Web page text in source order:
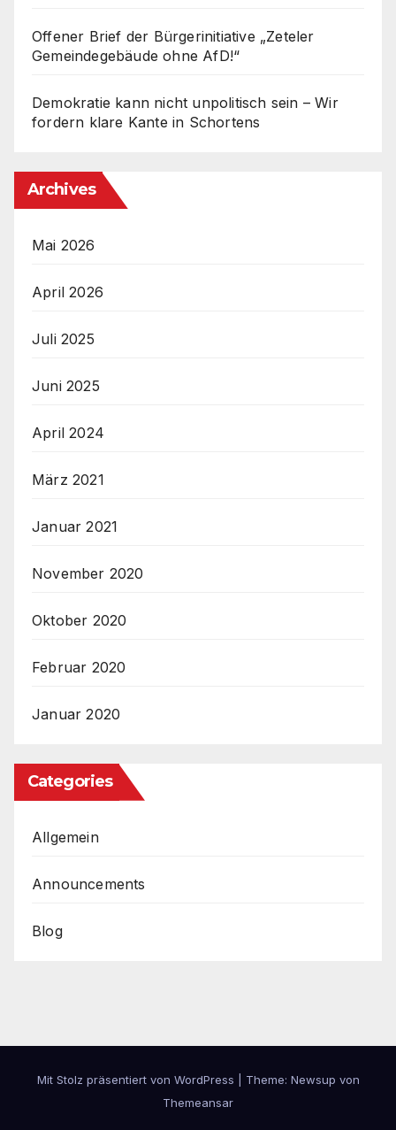
Offener Brief der Bürgerinitiative „Zeteler
Gemeindegebäude ohne AfD!“
Demokratie kann nicht unpolitisch sein – Wir
fordern klare Kante in Schortens
Archives
Mai 2026
April 2026
Juli 2025
Juni 2025
April 2024
März 2021
Januar 2021
November 2020
Oktober 2020
Februar 2020
Januar 2020
Categories
Allgemein
Announcements
Blog
Mit Stolz präsentiert von WordPress
Theme: Newsup von
Themeansar